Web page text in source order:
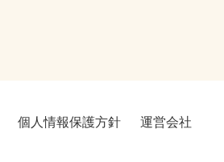
個人情報保護方針 運営会社